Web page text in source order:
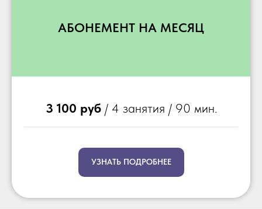
АБОНЕМЕНТ НА МЕСЯЦ
3 100 руб / 4 занятия / 90 мин.
УЗНАТЬ ПОДРОБНЕЕ